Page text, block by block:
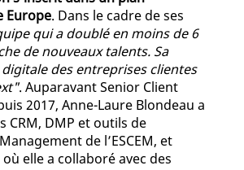
Europe. Dans le cadre de ses
qui a doublé en moins de 6
de nouveaux talents. Sa
des entreprises clientes
. Auparavant Senior Client
2017, Anne-Laure Blondeau a
CRM, DMP et outils de
de l’ESCEM, et
elle a collaboré avec des